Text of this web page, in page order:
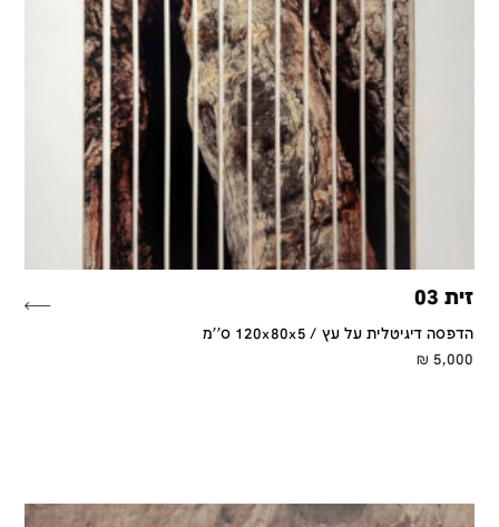
זית 03
הדפסה דיגיטלית על עץ / 120x80x5 ס''מ
5,000
₪